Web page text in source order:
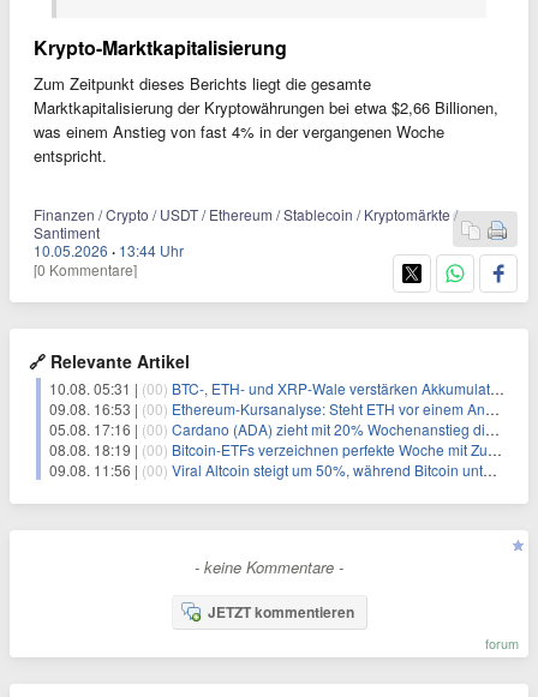
Krypto-Marktkapitalisierung
Zum Zeitpunkt dieses Berichts liegt die gesamte
Marktkapitalisierung der Kryptowährungen bei etwa $2,66 Billionen,
was einem Anstieg von fast 4% in der vergangenen Woche
entspricht.
Finanzen / Crypto / USDT / Ethereum / Stablecoin / Kryptomärkte /
Santiment
10.05.2026 · 13:44 Uhr
[0 Kommentare]
🔗 Relevante Artikel
10.08. 05:31 | (00) BTC-, ETH- und XRP-Wale verstärken Akkumulation, da CryptoQuant das Ende des Bärenmarktes sieht
09.08. 16:53 | (00) Ethereum-Kursanalyse: Steht ETH vor einem Anstieg auf 2.000 $?
05.08. 17:16 | (00) Cardano (ADA) zieht mit 20% Wochenanstieg die Aufmerksamkeit der Händler auf sich
08.08. 18:19 | (00) Bitcoin-ETFs verzeichnen perfekte Woche mit Zuflüssen auf 3-Monats-Hoch
09.08. 11:56 | (00) Viral Altcoin steigt um 50%, während Bitcoin unter $65.000 fällt
- keine Kommentare -
JETZT kommentieren
forum